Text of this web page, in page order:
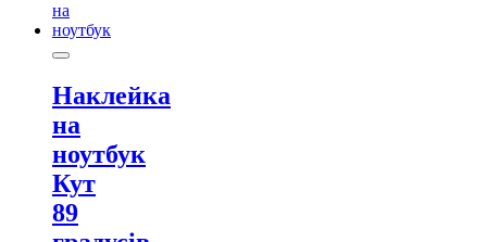
Наклейка
на
ноутбук
Кут
89